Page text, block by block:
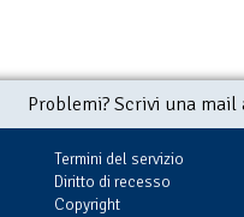
Problemi? Scrivi una
Termini del servizio
Diritto di recesso
Copyright